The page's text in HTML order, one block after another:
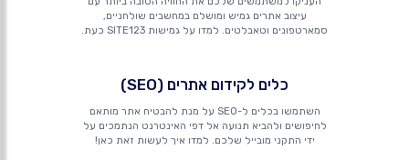
עיצוב אתרים גמיש ומושלם במחשבים שולחניים,
סמארטפונים וטאבלטים. למדו על גמישות SITE123 כעת.
כלים לקידום אתרים (SEO)
השתמשו בכלים ל-SEO על מנת להבטיח אתר מותאם
לחיפושים ולהביא תנועה אל דפי האינטרנט הנתמכים על
ידי התקני מובייל שלכם. למדו איך לעשות זאת כאן!